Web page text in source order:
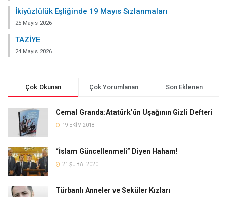
İkiyüzlülük Eşliğinde 19 Mayıs Sızlanmaları
25 Mayıs 2026
TAZİYE
24 Mayıs 2026
Çok Okunan Çok Yorumlanan Son Eklenen
Cemal Granda:Atatürk’ün Uşağının Gizli Defteri
19 EKIM 2018
“İslam Güncellenmeli” Diyen Haham!
21 ŞUBAT 2020
Türbanlı Anneler ve Seküler Kızları